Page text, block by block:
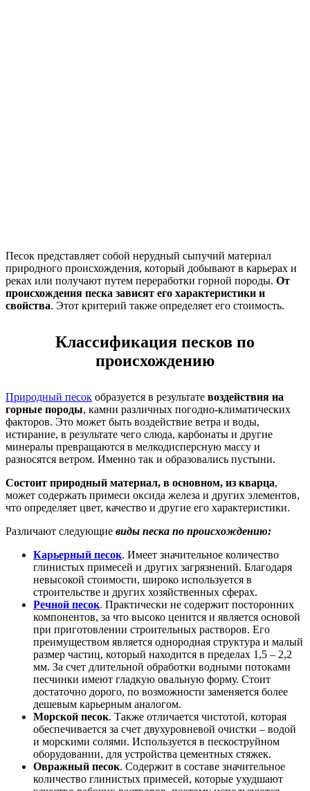
Песок представляет собой нерудный сыпучий материал
природного происхождения, который добывают в карьерах и
реках или получают путем переработки горной породы. От
происхождения песка зависят его характеристики и
свойства. Этот критерий также определяет его стоимость.
Классификация песков по
происхождению
Природный песок образуется в результате воздействия на
горные породы, камни различных погодно-климатических
факторов. Это может быть воздействие ветра и воды,
истирание, в результате чего слюда, карбонаты и другие
минералы превращаются в мелкодисперсную массу и
разносятся ветром. Именно так и образовались пустыни.
Состоит природный материал, в основном, из кварца,
может содержать примеси оксида железа и других элементов,
что определяет цвет, качество и другие его характеристики.
Различают следующие виды песка по происхождению:
Карьерный песок. Имеет значительное количество
глинистых примесей и других загрязнений. Благодаря
невысокой стоимости, широко используется в
строительстве и других хозяйственных сферах.
Речной песок. Практически не содержит посторонних
компонентов, за что высоко ценится и является основой
при приготовлении строительных растворов. Его
преимуществом является однородная структура и малый
размер частиц, который находится в пределах 1,5 – 2,2
мм. За счет длительной обработки водными потоками
песчинки имеют гладкую овальную форму. Стоит
достаточно дорого, по возможности заменяется более
дешевым карьерным аналогом.
Морской песок. Также отличается чистотой, которая
обеспечивается за счет двухуровневой очистки – водой
и морскими солями. Используется в пескоструйном
оборудовании, для устройства цементных стяжек.
Овражный песок. Содержит в составе значительное
количество глинистых примесей, которые ухудшают